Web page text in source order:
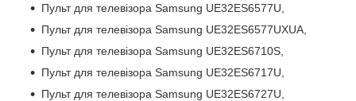
Пульт для телевізора Samsung UE32ES6577U,
Пульт для телевізора Samsung UE32ES6577UXUA,
Пульт для телевізора Samsung UE32ES6710S,
Пульт для телевізора Samsung UE32ES6717U,
Пульт для телевізора Samsung UE32ES6727U,